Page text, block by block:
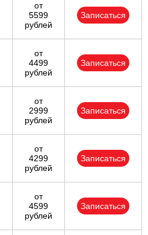
от
5599
рублей
Записаться
от
4499
рублей
Записаться
от
2999
рублей
Записаться
от
4299
рублей
Записаться
от
4599
рублей
Записаться